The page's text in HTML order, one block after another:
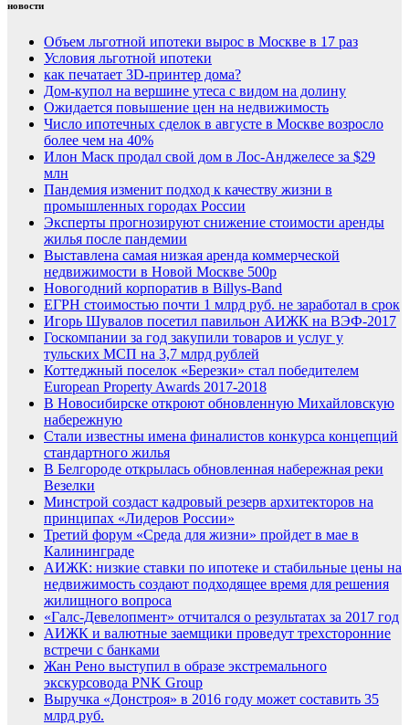
новости
Объем льготной ипотеки вырос в Москве в 17 раз
Условия льготной ипотеки
как печатает 3D-принтер дома?
Дом-купол на вершине утеса с видом на долину
Ожидается повышение цен на недвижимость
Число ипотечных сделок в августе в Москве возросло
более чем на 40%
Илон Маск продал свой дом в Лос-Анджелесе за $29
млн
Пандемия изменит подход к качеству жизни в
промышленных городах России
Эксперты прогнозируют снижение стоимости аренды
жилья после пандемии
Выставлена самая низкая аренда коммерческой
недвижимости в Новой Москве 500р
Новогодний корпоратив в Billys-Band
ЕГРН стоимостью почти 1 млрд руб. не заработал в срок
Игорь Шувалов посетил павильон АИЖК на ВЭФ-2017
Госкомпании за год закупили товаров и услуг у
тульских МСП на 3,7 млрд рублей
Коттеджный поселок «Березки» стал победителем
European Property Awards 2017-2018
В Новосибирске откроют обновленную Михайловскую
набережную
Стали известны имена финалистов конкурса концепций
стандартного жилья
В Белгороде открылась обновленная набережная реки
Везелки
Минстрой создаст кадровый резерв архитекторов на
принципах «Лидеров России»
Третий форум «Среда для жизни» пройдет в мае в
Калининграде
АИЖК: низкие ставки по ипотеке и стабильные цены на
недвижимость создают подходящее время для решения
жилищного вопроса
«Галс-Девелопмент» отчитался о результатах за 2017 год
АИЖК и валютные заемщики проведут трехсторонние
встречи с банками
Жан Рено выступил в образе экстремального
экскурсовода PNK Group
Выручка «Донстроя» в 2016 году может составить 35
млрд руб.